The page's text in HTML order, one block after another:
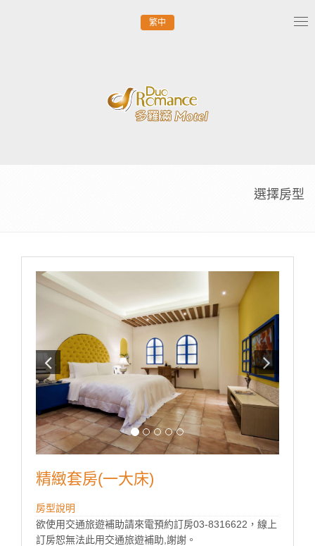
繁中
選擇房型
精緻套房(一大床)
房型說明
欲使用交通旅遊補助請來電預約訂房03-8316622，線上
訂房恕無法此用交通旅遊補助,謝謝。